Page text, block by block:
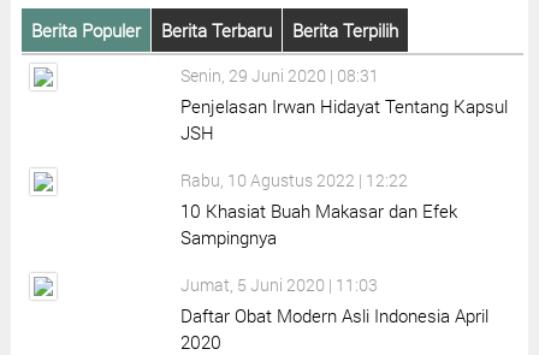
Berita Populer Berita Terbaru Berita Terpilih
Senin, 29 Juni 2020 | 08:31
Penjelasan Irwan Hidayat Tentang Kapsul
JSH
Rabu, 10 Agustus 2022 | 12:22
10 Khasiat Buah Makasar dan Efek
Sampingnya
Jumat, 5 Juni 2020 | 11:03
Daftar Obat Modern Asli Indonesia April
2020